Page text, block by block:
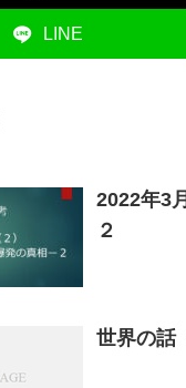
LINE
2022年3
２
世界の話